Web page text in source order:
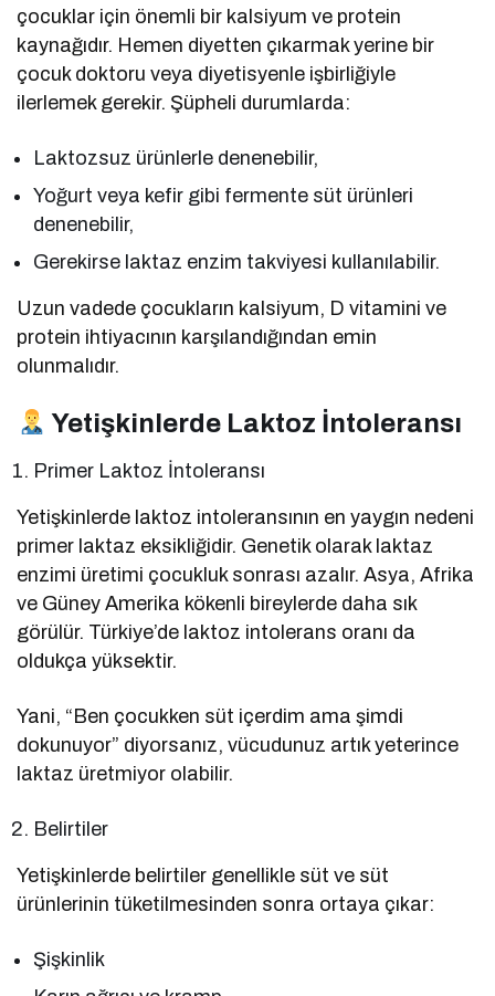
çocuklar için önemli bir kalsiyum ve protein
kaynağıdır. Hemen diyetten çıkarmak yerine bir
çocuk doktoru veya diyetisyenle işbirliğiyle
ilerlemek gerekir. Şüpheli durumlarda:
Laktozsuz ürünlerle denenebilir,
Yoğurt veya kefir gibi fermente süt ürünleri
denenebilir,
Gerekirse laktaz enzim takviyesi kullanılabilir.
Uzun vadede çocukların kalsiyum, D vitamini ve
protein ihtiyacının karşılandığından emin
olunmalıdır.
Yetişkinlerde Laktoz İntoleransı
Primer Laktoz İntoleransı
Yetişkinlerde laktoz intoleransının en yaygın nedeni
primer laktaz eksikliğidir. Genetik olarak laktaz
enzimi üretimi çocukluk sonrası azalır. Asya, Afrika
ve Güney Amerika kökenli bireylerde daha sık
görülür. Türkiye’de laktoz intolerans oranı da
oldukça yüksektir.
Yani, “Ben çocukken süt içerdim ama şimdi
dokunuyor” diyorsanız, vücudunuz artık yeterince
laktaz üretmiyor olabilir.
Belirtiler
Yetişkinlerde belirtiler genellikle süt ve süt
ürünlerinin tüketilmesinden sonra ortaya çıkar:
Şişkinlik